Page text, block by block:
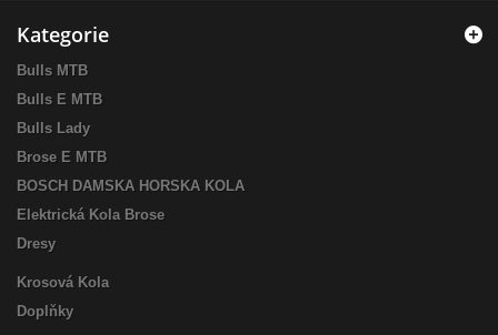
Kategorie
Bulls MTB
Bulls E MTB
Bulls Lady
Brose E MTB
BOSCH DAMSKA HORSKA KOLA
Elektrická Kola Brose
Dresy
Krosová Kola
Doplňky